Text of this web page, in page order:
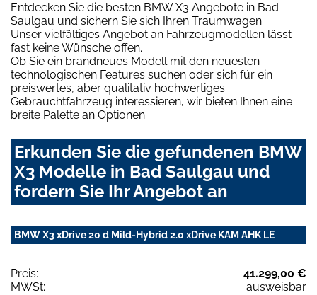
Entdecken Sie die besten BMW X3 Angebote in Bad
Saulgau und sichern Sie sich Ihren Traumwagen.
Unser vielfältiges Angebot an Fahrzeugmodellen lässt
fast keine Wünsche offen.
Ob Sie ein brandneues Modell mit den neuesten
technologischen Features suchen oder sich für ein
preiswertes, aber qualitativ hochwertiges
Gebrauchtfahrzeug interessieren, wir bieten Ihnen eine
breite Palette an Optionen.
Erkunden Sie die gefundenen BMW
X3 Modelle in Bad Saulgau und
fordern Sie Ihr Angebot an
BMW X3 xDrive 20 d Mild-Hybrid 2.0 xDrive KAM AHK LE
Preis:
41.299,00 €
MWSt:
ausweisbar